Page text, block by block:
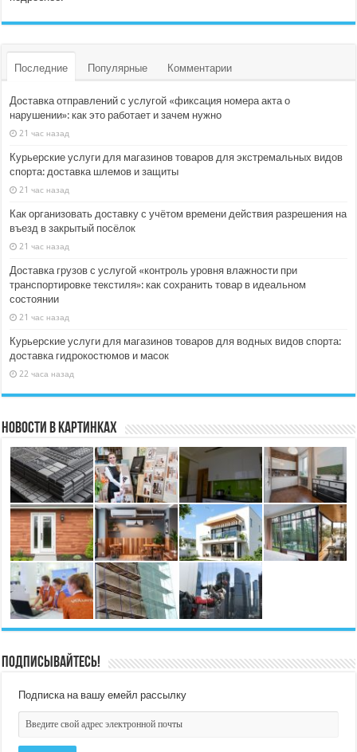
Последние Популярные Комментарии
Доставка отправлений с услугой «фиксация номера акта о
нарушении»: как это работает и зачем нужно
21 час назад
Курьерские услуги для магазинов товаров для экстремальных видов
спорта: доставка шлемов и защиты
21 час назад
Как организовать доставку с учётом времени действия разрешения на
въезд в закрытый посёлок
21 час назад
Доставка грузов с услугой «контроль уровня влажности при
транспортировке текстиля»: как сохранить товар в идеальном
состоянии
21 час назад
Курьерские услуги для магазинов товаров для водных видов спорта:
доставка гидрокостюмов и масок
22 часа назад
Новости в картинках
Подписывайтесь!
Подписка на вашу емейл рассылку